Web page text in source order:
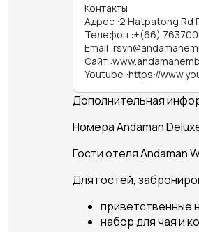
Контакты
Адрес :2 Hatpatong Rd
Телефон :+(66)
Email :
Сайт :
Youtube :https://
Дополнительная
Номера Andaman
Гости отеля Andaman
Для гостей,
приветственные
набор для чая и